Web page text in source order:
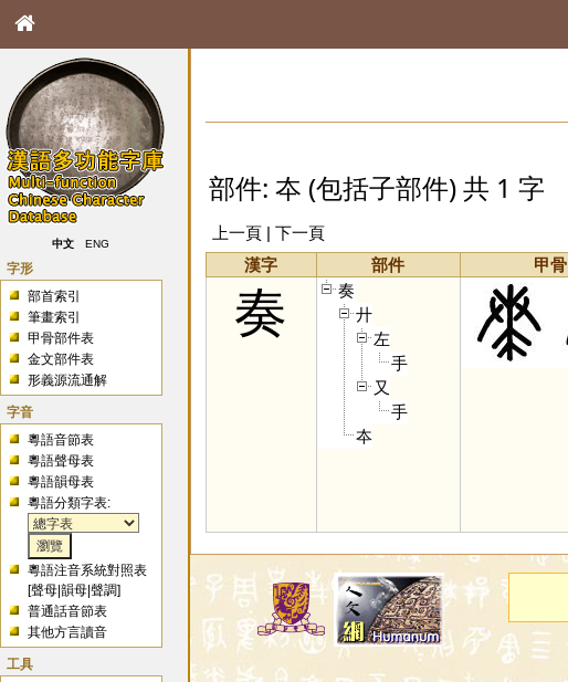
中文 ENG
字形
部首索引
筆畫索引
甲骨部件表
金文部件表
形義源流通解
字音
粵語音節表
粵語聲母表
粵語韻母表
粵語分類字表:
粵語注音系統對照表
[聲母 |韻母 |聲調]
普通話音節表
其他方言讀音
工具
部件: 夲 (包括子部件) 共 1 字
上一頁 | 下一頁
漢字
部件 甲骨
奏
奏
廾
左
手
又
手
夲